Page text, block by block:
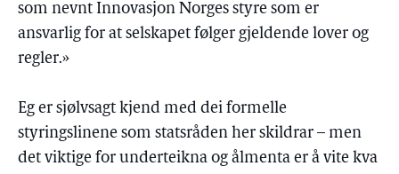
som nevnt Innovasjon Norges styre som er
ansvarlig for at selskapet følger gjeldende lover og
regler.»
Eg er sjølvsagt kjend med dei formelle
styringslinene som statsråden her skildrar – men
det viktige for underteikna og ålmenta er å vite kva